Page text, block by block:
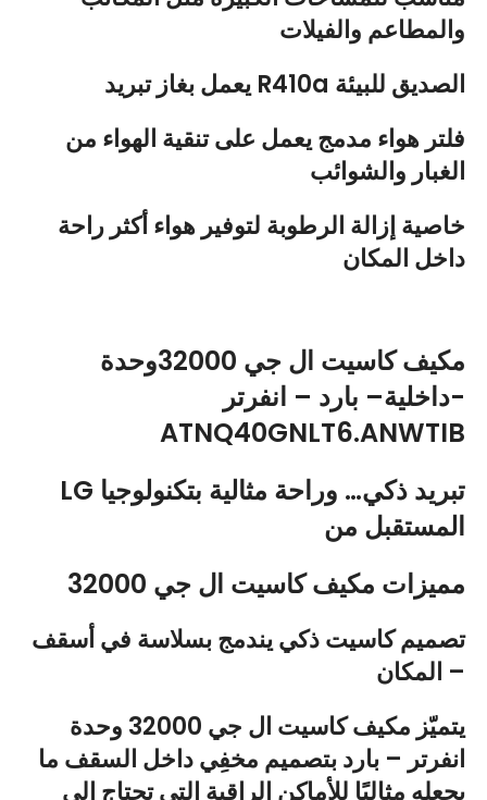
والمطاعم والفيلات
يعمل بغاز تبريد R410a الصديق للبيئة
فلتر هواء مدمجيعمل على تنقية الهواء من
الغبار والشوائب
خاصية إزالة الرطوبة لتوفير هواء أكثر راحة
داخل المكان
مكيف كاسيت ال جي 32000وحدة
داخلية– بارد – انفرتر-
ATNQ40GNLT6.ANWTIB
LG تبريد ذكي… وراحة مثالية بتكنولوجيا
المستقبل من
مميزات مكيف كاسيت ال جي 32000
تصميم كاسيت ذكي يندمج بسلاسة في أسقف
المكان –
يتميّز
مكيف كاسيت ال جي 32000 وحدة
انفرتر – باردبتصميم مخفِي داخل السقف ما
يجعله مثاليًا للأماكن الراقية التي تحتاج إلى